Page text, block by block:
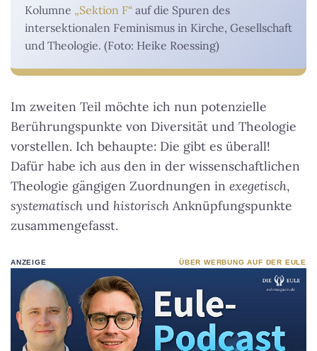
Kolumne „Sektion F“ auf die Spuren des
intersektionalen Feminismus in Kirche, Gesellschaft
und Theologie. (Foto: Heike Roessing)
Im zweiten Teil möchte ich nun potenzielle
Berührungspunkte von Diversität und Theologie
vorstellen. Ich behaupte: Die gibt es überall!
Dafür habe ich aus den in der wissenschaftlichen
Theologie gängigen Zuordnungen in exegetisch,
systematisch und historisch Anknüpfungspunkte
zusammengefasst.
ANZEIGE ÜBER WERBUNG AUF DER EULE